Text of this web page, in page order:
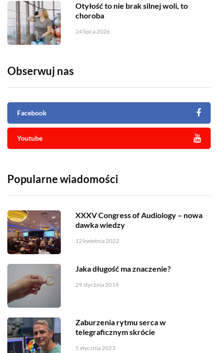
Otyłość to nie brak silnej woli, to
choroba
24 lipca 2026
Obserwuj nas
Facebook
Youtube
Popularne wiadomości
XXXV Congress of Audiology – nowa
dawka wiedzy
12 kwietnia 2022
Jaka długość ma znaczenie?
29 stycznia 2014
Zaburzenia rytmu serca w
telegraficznym skrócie
5 stycznia 2023